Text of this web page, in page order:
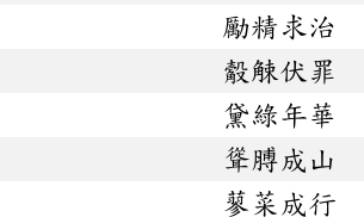
勵精求治
觳觫伏罪
黛綠年華
聳膊成山
蓼菜成行